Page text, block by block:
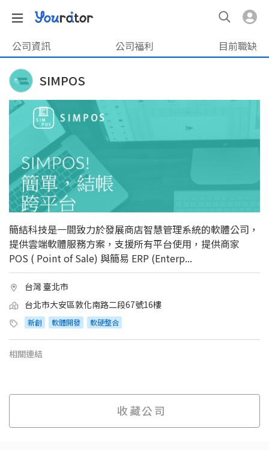
公司資訊 公司福利 目前職缺
SIMPOS
簡結科技是一間致力於發展商店智慧管理系統的軟體公司，
提供雲端軟體服務方案，支援所有平台使用，提供商家
POS ( Point of Sale) 與簡易 ERP (Enterp...
台灣 臺北市
台北市大安區敦化南路二段67號16樓
新創 軟體開發 軟硬整合
相關連結
收藏公司